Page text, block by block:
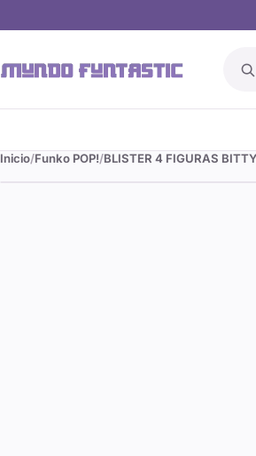
Inicio Funko POP! BLISTER 4 FIGURAS